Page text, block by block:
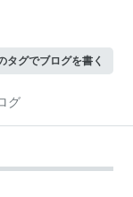
タグでブログを書く
グ